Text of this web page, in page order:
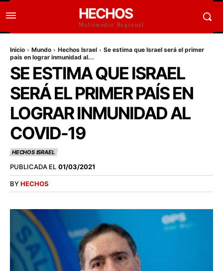
HECHOS
Multimedio Regional
Inicio Mundo Hechos Israel
Se estima que Israel será el primer
país en lograr inmunidad al...
SE ESTIMA QUE ISRAEL
SERÁ EL PRIMER PAÍS EN
LOGRAR INMUNIDAD AL
COVID-19
HECHOS ISRAEL
PUBLICADA EL 01/03/2021
BYHECHOS